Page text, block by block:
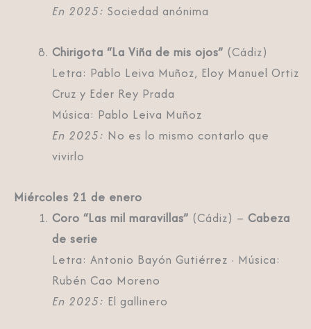
En 2025: Sociedad anónima
Chirigota “La Viña de mis ojos” (Cádiz)
Letra: Pablo Leiva Muñoz, Eloy Manuel Ortiz
Cruz y Eder Rey Prada
Música: Pablo Leiva Muñoz
En 2025: No es lo mismo contarlo que
vivirlo
Miércoles 21 de enero
Coro “Las mil maravillas” (Cádiz) – Cabeza
de serie
Letra: Antonio Bayón Gutiérrez · Música:
Rubén Cao Moreno
En 2025: El gallinero